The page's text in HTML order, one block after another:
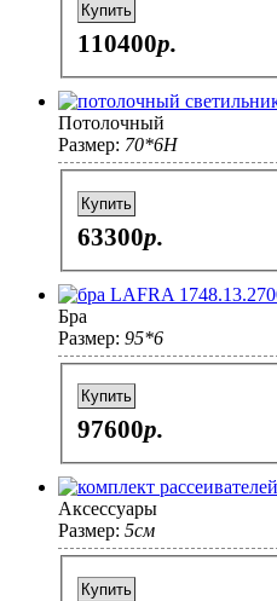
Купить
110400p.
Потолочный
Размер: 70*6H
Купить
63300p.
Бра
Размер: 95*6
Купить
97600p.
Аксессуары
Размер: 5см
Купить